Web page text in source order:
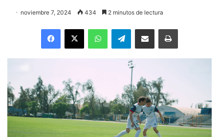
noviembre 7, 2024 434 2 minutos de lectura
Facebook
X WhatsAppTelegramEnviar vía email Imprimir